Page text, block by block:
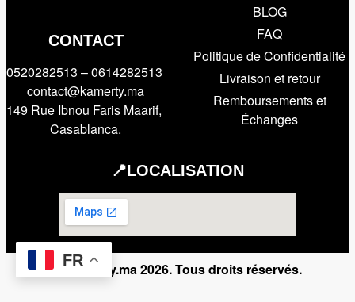
CONTACT
0520282513 – 0614282513
contact@kamerty.ma
149 Rue Ibnou Faris Maarif,
Casablanca.
BLOG
FAQ
Politique de Confidentialité
Livraison et retour
Remboursements et
Échanges
📍LOCALISATION
© Kamerty.ma 2026. Tous droits réservés.
FR